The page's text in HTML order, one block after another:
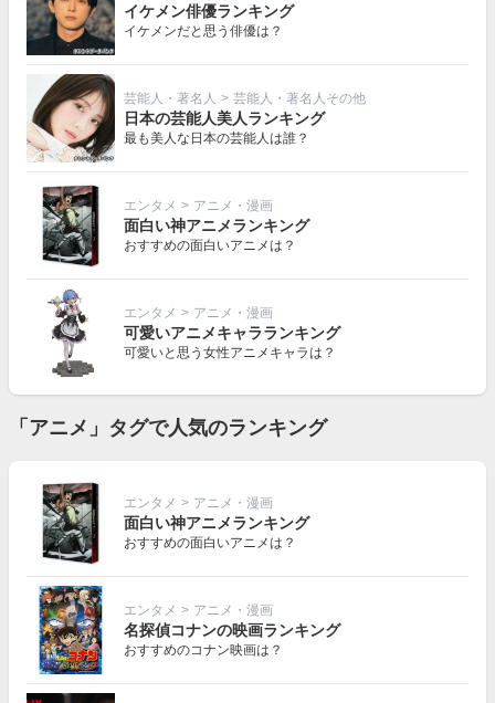
イケメン俳優ランキング
イケメンだと思う俳優は？
芸能人・著名人 > 芸能人・著名人その他
日本の芸能人美人ランキング
最も美人な日本の芸能人は誰？
エンタメ > アニメ・漫画
面白い神アニメランキング
おすすめの面白いアニメは？
エンタメ > アニメ・漫画
可愛いアニメキャラランキング
可愛いと思う女性アニメキャラは？
「アニメ」タグで人気のランキング
エンタメ > アニメ・漫画
面白い神アニメランキング
おすすめの面白いアニメは？
エンタメ > アニメ・漫画
名探偵コナンの映画ランキング
おすすめのコナン映画は？